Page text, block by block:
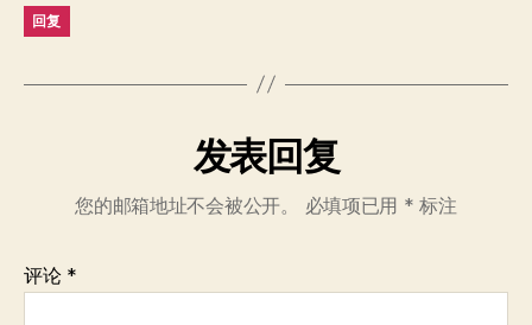
回复
发表回复
您的邮箱地址不会被公开。 必填项已用 * 标注
评论 *